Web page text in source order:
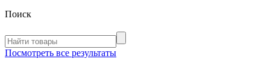
Поиск
Посмотреть все результаты